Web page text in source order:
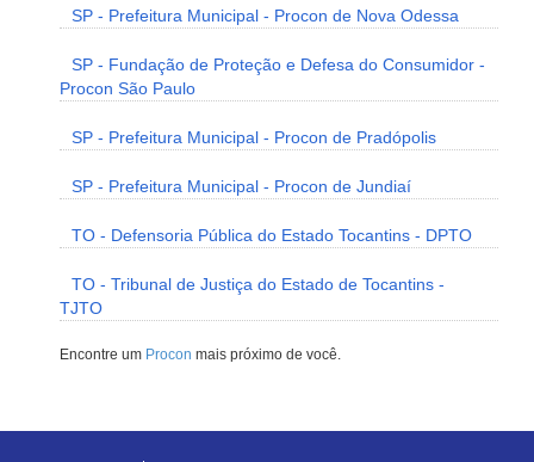
SP - Prefeitura Municipal - Procon de Nova Odessa
SP - Fundação de Proteção e Defesa do Consumidor -
Procon São Paulo
SP - Prefeitura Municipal - Procon de Pradópolis
SP - Prefeitura Municipal - Procon de Jundiaí
TO - Defensoria Pública do Estado Tocantins - DPTO
TO - Tribunal de Justiça do Estado de Tocantins -
TJTO
Encontre um Procon mais próximo de você.